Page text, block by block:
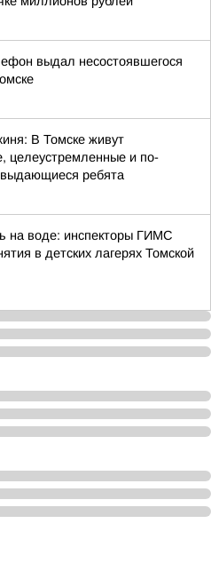
выдал несостоявшегося
В Томске живут
целеустремленные и по-
ребята
на воде: инспекторы ГИМС
в детских лагерях Томской